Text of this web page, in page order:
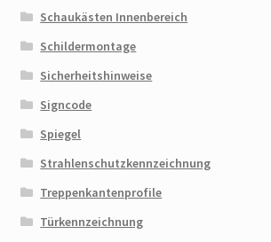
Schaukästen Innenbereich
Schildermontage
Sicherheitshinweise
Signcode
Spiegel
Strahlenschutzkennzeichnung
Treppenkantenprofile
Türkennzeichnung